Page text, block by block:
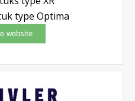
type Optima